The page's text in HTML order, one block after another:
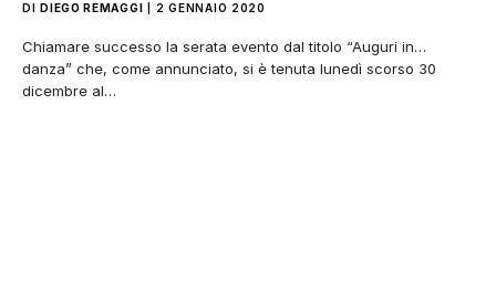
DI DIEGO REMAGGI 2 GENNAIO 2020
Chiamare successo la serata evento dal titolo “Auguri in…
danza” che, come annunciato, si è tenuta lunedì scorso 30
dicembre al…